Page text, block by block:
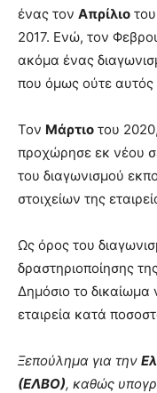
ένας τον Απρίλιο
2017. Ενώ, τον
ακόμα ένας
που όμως ούτε αυτός
Τον Μάρτιο του
προχώρησε εκ νέου
του διαγωνισμού
στοιχείων της
Ως όρος του
δραστηριοποίησης
Δημόσιο το δικαίωμα
εταιρεία κατά
Ξεπούλημα για την
(ΕΛΒΟ), καθώς